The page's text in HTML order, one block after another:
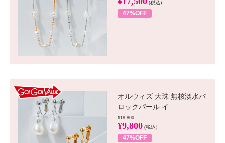
(税込)
47%OFF
オルウィズ 大珠 無核淡水バ
ロックパール イ...
¥18,800
¥9,800 (税込)
47%OFF